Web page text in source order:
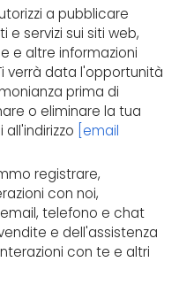
a pubblicare
servizi sui siti web,
e altre informazioni
verrà data l'opportunità
prima di
o eliminare la tua
[email
registrare,
con noi,
telefono e chat
e dell'assistenza
con te e altri